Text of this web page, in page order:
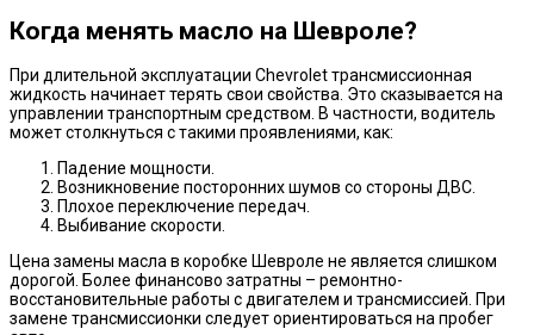
Когда менять масло на Шевроле?
При длительной эксплуатации Chevrolet трансмиссионная
жидкость начинает терять свои свойства. Это сказывается на
управлении транспортным средством. В частности, водитель
может столкнуться с такими проявлениями, как:
Падение мощности.
Возникновение посторонних шумов со стороны ДВС.
Плохое переключение передач.
Выбивание скорости.
Цена замены масла в коробке Шевроле не является слишком
дорогой. Более финансово затратны – ремонтно-
восстановительные работы с двигателем и трансмиссией. При
замене трансмиссионки следует ориентироваться на пробег